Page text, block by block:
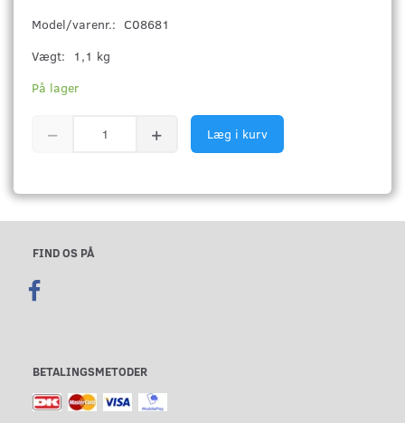
Model/varenr.: C08681
Vægt:
1,1 kg
På lager
Læg i kurv
FIND OS PÅ
BETALINGSMETODER